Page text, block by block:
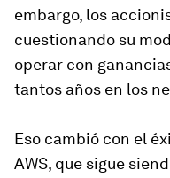
embargo, los
cuestionando su
operar con
tantos años en los
Eso cambió con el
AWS, que sigue